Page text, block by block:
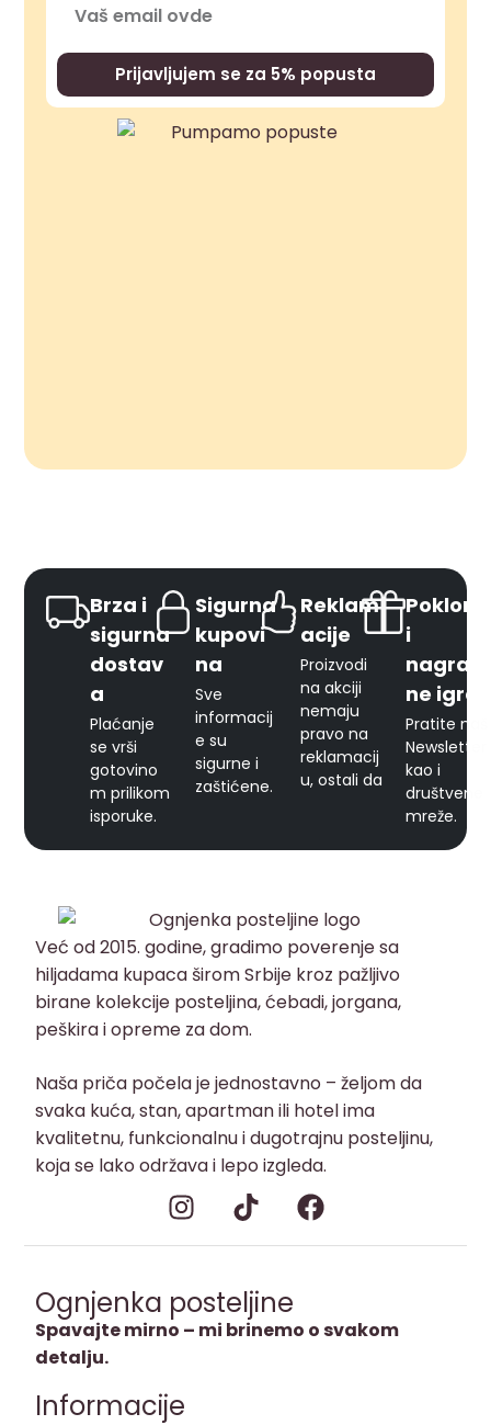
Prijavljujem se za 5% popusta
Brza i
sigurna
dostav
a
Plaćanje
se vrši
gotovino
m prilikom
isporuke.
Sigurna
kupovi
na
Sve
informacij
e su
sigurne i
zaštićene.
Reklam
acije
Proizvodi
na akciji
nemaju
pravo na
reklamacij
u, ostali da
Pokloni
i
nagrad
ne igre
Pratite naš
Newsletter
kao i
društvene
mreže.
Već od 2015. godine, gradimo poverenje sa
hiljadama kupaca širom Srbije kroz pažljivo
birane kolekcije posteljina, ćebadi, jorgana,
peškira i opreme za dom.
Naša priča počela je jednostavno – željom da
svaka kuća, stan, apartman ili hotel ima
kvalitetnu, funkcionalnu i dugotrajnu posteljinu,
koja se lako održava i lepo izgleda.
Ognjenka posteljine
Spavajte mirno – mi brinemo o svakom
detalju.
Informacije